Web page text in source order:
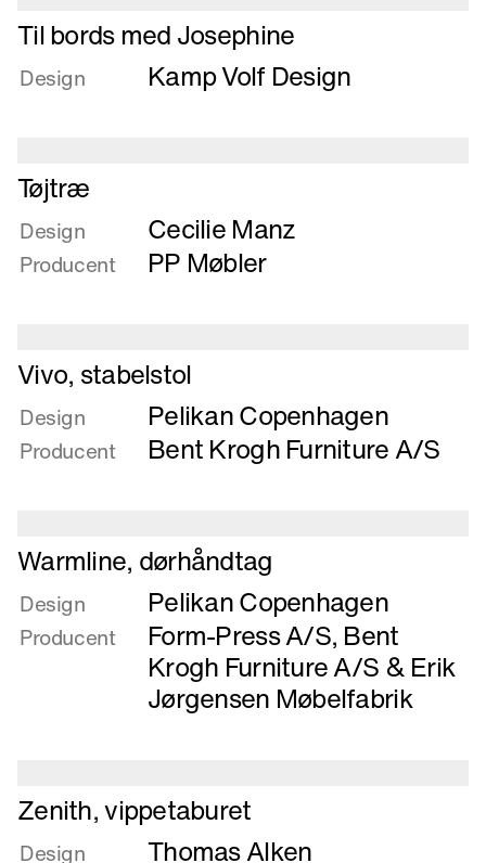
Læs
mere
om
Josephine
Til bords med Josephine
Design Kamp Volf Design
Læs
mere
om
Tøjtræ
Tøjtræ
Design Cecilie Manz
Producent PP Møbler
Læs
mere
om
Vivo,
stabelstol
Vivo, stabelstol
Design Pelikan Copenhagen
Producent Bent Krogh Furniture A/S
Læs
mere
om
Warmline,
dørhåndtag
Warmline, dørhåndtag
Design Pelikan Copenhagen
Producent Form-Press A/S, Bent
Krogh Furniture A/S &Erik
Jørgensen Møbelfabrik
Læs
mere
om
Zenith, vippetaburet
Design Thomas Alken